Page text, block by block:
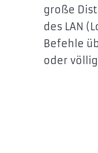
große
des LAN
Befehle
oder